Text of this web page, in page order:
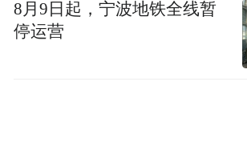
8月9日起，宁波地铁全线暂
停运营